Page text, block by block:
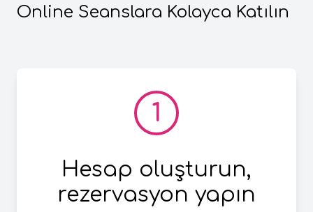
Online Seanslara Kolayca Katılın
1
Hesap oluşturun,
rezervasyon yapın